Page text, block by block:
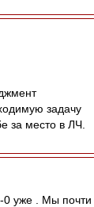
задачу
за место в ЛЧ.
0 уже . Мы почти